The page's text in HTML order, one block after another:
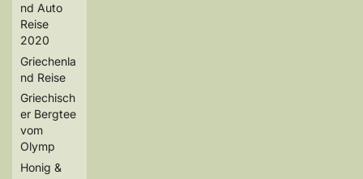
nd Auto
Reise
2020
Griechenla
nd Reise
Griechisch
er Bergtee
vom
Olymp
Honig &